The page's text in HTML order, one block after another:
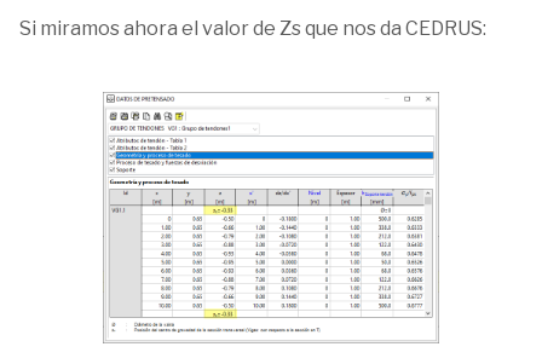
Si miramos ahora el valor de Zs que nos da CEDRUS: